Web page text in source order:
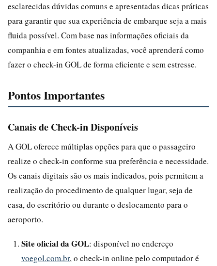
esclarecidas dúvidas comuns e apresentadas dicas práticas
para garantir que sua experiência de embarque seja a mais
fluida possível. Com base nas informações oficiais da
companhia e em fontes atualizadas, você aprenderá como
fazer o check-in GOL de forma eficiente e sem estresse.
Pontos Importantes
Canais de Check-in Disponíveis
A GOL oferece múltiplas opções para que o passageiro
realize o check-in conforme sua preferência e necessidade.
Os canais digitais são os mais indicados, pois permitem a
realização do procedimento de qualquer lugar, seja de
casa, do escritório ou durante o deslocamento para o
aeroporto.
Site oficial da GOL: disponível no endereço
voegol.com.br, o check-in online pelo computador é